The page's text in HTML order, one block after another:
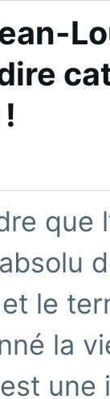
que
et le
la
une